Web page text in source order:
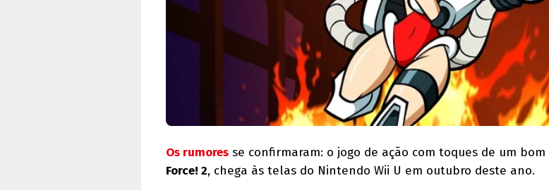
Os rumores se confirmaram: o jogo de ação com toques de um bom
Force! 2, chega às telas do Nintendo Wii U em outubro deste ano.